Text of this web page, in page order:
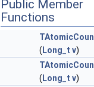
Public Member
Functions
( Long_t v)
( Long_t v)